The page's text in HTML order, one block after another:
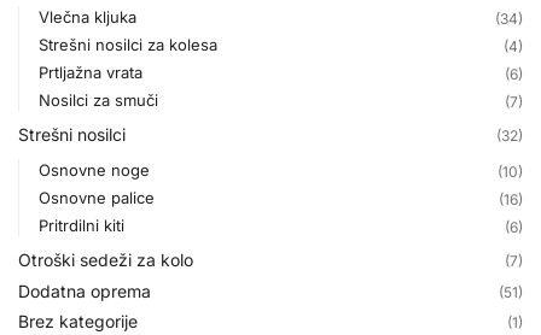
Vlečna kljuka (34)
Strešni nosilci za kolesa (4)
Prtljažna vrata (6)
Nosilci za smuči (7)
Strešni nosilci (32)
Osnovne noge (10)
Osnovne palice (16)
Pritrdilni kiti (6)
Otroški sedeži za kolo (7)
Dodatna oprema (51)
Brez kategorije (1)